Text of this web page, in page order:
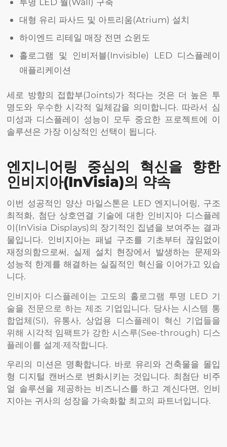
대형 유리 파사드 및 아트리움(Atrium) 설치
하이엔드 리테일 매장 전면 쇼윈도
홀로그램 및 인비저블(Invisible) LED 디스플레이
애플리케이션
세로 방향의 접합부(Joints)가 적다는 것은 더 높은 투
명도와 우수한 시각적 일체감을 의미합니다. 따라서 심
미성과 디스플레이 성능이 모두 중요한 프로젝트에 이
솔루션은 가장 이상적인 선택이 됩니다.
엔지니어링 중심의 혁신을 향한
인비지아(InVisia)의 약속
이번 성공적인 양산 마일스톤은 LED 엔지니어링, 구조
최적화, 첨단 상호연결 기술에 대한 인비지아 디스플레
이(InVisia Displays)의 장기적인 집념을 보여주는 결과
물입니다. 인비지아는 패널 구조를 기초부터 끊임없이
재정의함으로써, 실제 설치 현장에서 발생하는 문제와
성능적 한계를 해결하는 실질적인 혁신을 이어가고 있습
니다.
인비지아 디스플레이는 고도의 홀로그램 투명 LED 기
술을 전문으로 하는 제조 기업입니다. 당사는 시스템 통
합업체(SI), 유통사, 상업용 디스플레이 혁신 기업들을
위해 시각적 임팩트가 강한 시스루(See-through) 디스
플레이를 설계·제작합니다.
우리의 미션은 명확합니다. 바로 유리와 건축물을 몰입
형 디지털 캔버스로 변화시키는 것입니다. 최첨단 비주
얼 솔루션을 제공하는 비즈니스를 하고 계신다면, 인비
지아는 귀사의 성장을 가속화할 최고의 파트너입니다.